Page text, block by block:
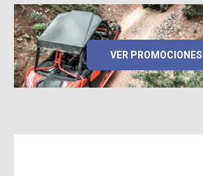
VER PROMOCIONES